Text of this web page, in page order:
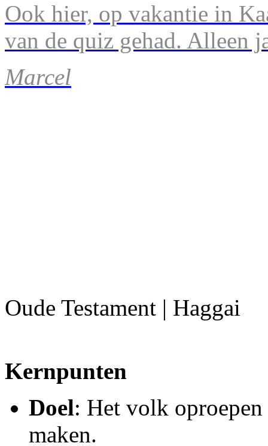
Ook hier, op vakantie in
van de quiz gehad. Alleen
Marcel
Oude Testament | Haggai
Kernpunten
Doel: Het volk
maken.